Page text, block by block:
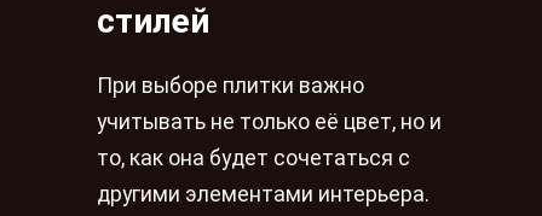
стилей
При выборе плитки важно
учитывать не только её цвет, но и
то, как она будет сочетаться с
другими элементами интерьера.